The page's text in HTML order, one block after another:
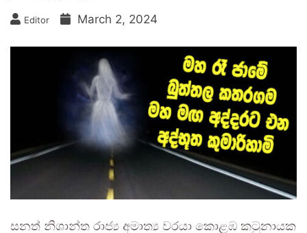
Editor March 2, 2024
සනත් නිශාන්ත රාජ්‍ය අමාත්‍ය වරයා කොළඹ කටුනායක